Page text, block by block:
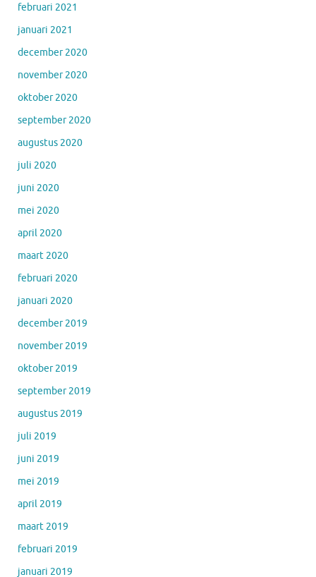
februari 2021
januari 2021
december 2020
november 2020
oktober 2020
september 2020
augustus 2020
juli 2020
juni 2020
mei 2020
april 2020
maart 2020
februari 2020
januari 2020
december 2019
november 2019
oktober 2019
september 2019
augustus 2019
juli 2019
juni 2019
mei 2019
april 2019
maart 2019
februari 2019
januari 2019